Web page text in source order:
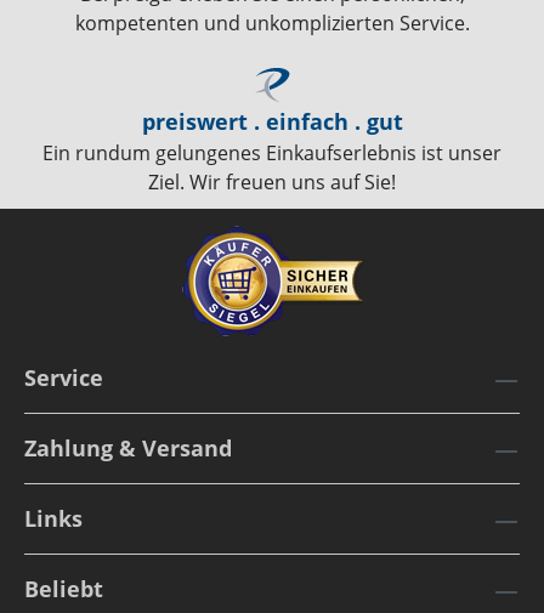
kompetenten und unkomplizierten Service.
preiswert . einfach . gut
Ein rundum gelungenes Einkaufserlebnis ist unser
Ziel. Wir freuen uns auf Sie!
Service
Zahlung & Versand
Links
Beliebt